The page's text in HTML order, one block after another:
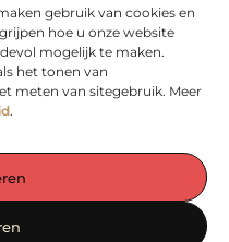
gebruik van cookies en
hoe u onze website
mogelijk te maken.
het tonen van
meten van sitegebruik. Meer
.
inzichten, praktische tips en